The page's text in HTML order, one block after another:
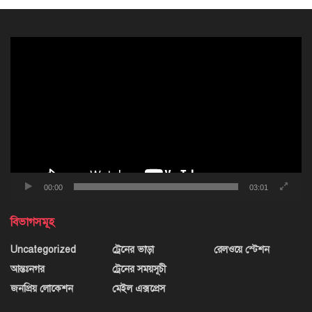
00:00 03:01
বিভাগসমূহ
Uncategorized
আন্তঃনগর
জনপ্রিয় লোকেশন
ট্রেনের ভাড়া
ট্রেনের সময়সূচী
মেইল এক্সপ্রেস
রেলওয়ে স্টেশন